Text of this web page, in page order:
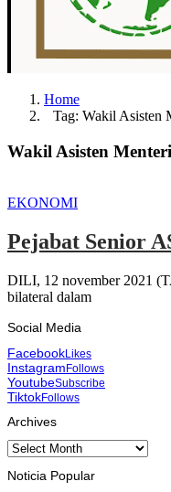
Home
Tag: Wakil Asisten
Wakil Asisten
EKONOMI
Pejabat Senior
DILI, 12 november 2021
bilateral dalam
Social Media
FacebookLikes
InstagramFollows
YoutubeSubscribe
TiktokFollows
Archives
Archives
Noticia Popular